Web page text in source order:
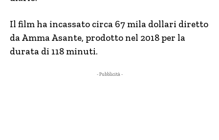
Il film ha incassato circa 67 mila dollari diretto
da Amma Asante, prodotto nel 2018 per la
durata di 118 minuti.
- Pubblicità -